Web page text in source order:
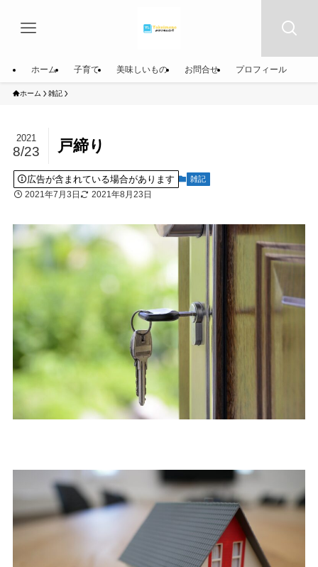
ホーム 子育て 美味しいもの お問合せ プロフィール
ホーム 雑記
戸締り
2021
8/23
広告が含まれている場合があります 雑記
2021年7月3日 2021年8月23日